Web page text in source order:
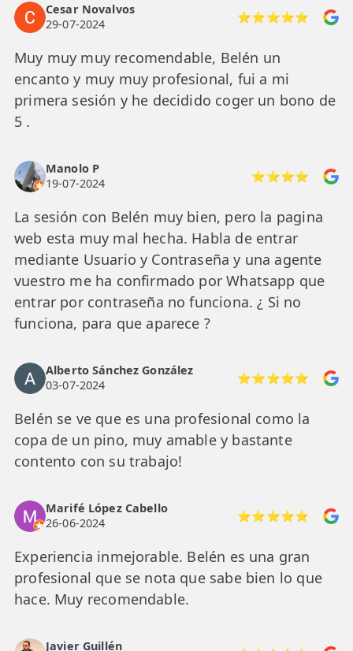
Cesar Novalvos
29-07-2024
⭐⭐⭐⭐⭐
Muy muy muy recomendable, Belén un
encanto y muy muy profesional, fui a mi
primera sesión y he decidido coger un bono de
5 .
Manolo P
19-07-2024
⭐⭐⭐⭐
La sesión con Belén muy bien, pero la pagina
web esta muy mal hecha. Habla de entrar
mediante Usuario y Contraseña y una agente
vuestro me ha confirmado por Whatsapp que
entrar por contraseña no funciona. ¿ Si no
funciona, para que aparece ?
Alberto Sánchez González
03-07-2024
⭐⭐⭐⭐⭐
Belén se ve que es una profesional como la
copa de un pino, muy amable y bastante
contento con su trabajo!
Marifé López Cabello
26-06-2024
⭐⭐⭐⭐⭐
Experiencia inmejorable. Belén es una gran
profesional que se nota que sabe bien lo que
hace. Muy recomendable.
Javier Guillén